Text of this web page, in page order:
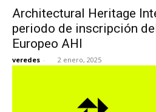
Architectural Heritage
periodo de inscripción
Europeo AHI
veredes - 2 enero, 2025